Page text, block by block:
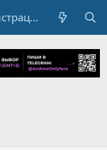
Регистрация